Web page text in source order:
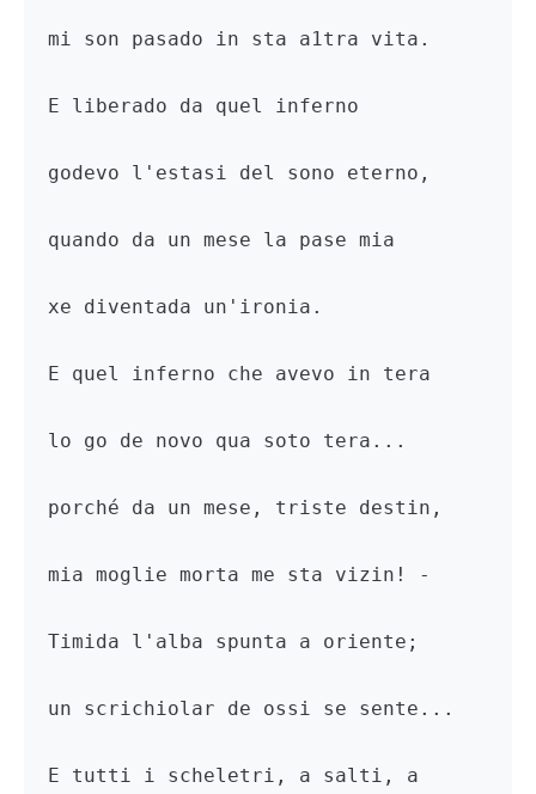
mi son pasado in sta a1tra vita.
E liberado da quel inferno
godevo l'estasi del sono eterno,
quando da un mese la pase mia
xe diventada un'ironia.
E quel inferno che avevo in tera
lo go de novo qua soto tera...
porché da un mese, triste destin,
mia moglie morta me sta vizin! -
Timida l'alba spunta a oriente;
un scrichiolar de ossi se sente...
E tutti i scheletri, a salti, a